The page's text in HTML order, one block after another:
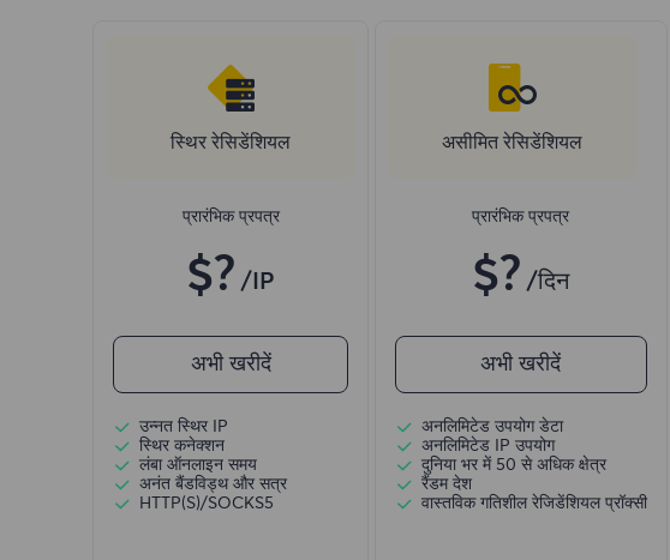
स्थिर रेसिडेंशियल
प्रारंभिक प्रपत्र
$? /IP
अभी खरीदें
उन्नत स्थिर IP
स्थिर कनेक्शन
लंबा ऑनलाइन समय
अनंत बैंडविड्थ और सत्र
HTTP(S)/SOCKS5
असीमित रेसिडेंशियल
प्रारंभिक प्रपत्र
$? /दिन
अभी खरीदें
अनलिमिटेड उपयोग डेटा
अनलिमिटेड IP उपयोग
दुनिया भर में 50 से अधिक क्षेत्र
रैंडम देश
वास्तविक गतिशील रेजिडेंशियल प्रॉक्सी